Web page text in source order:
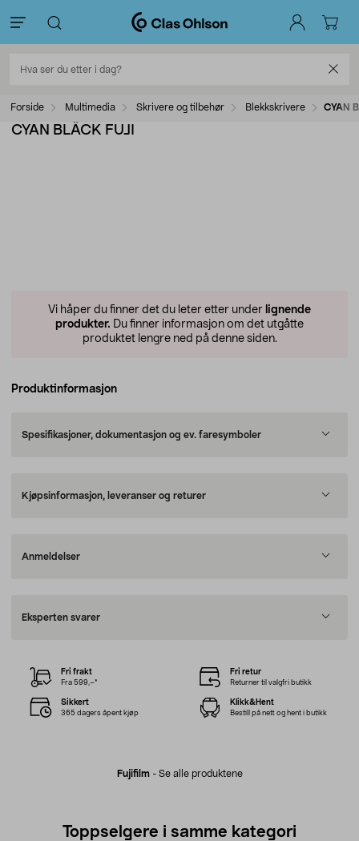
Forside Multimedia Skrivere og tilbehør Blekkskrivere CYAN
CYAN BLÄCK FUJI
Vi håper du finner det du leter etter under lignende
produkter. Du finner informasjon om det utgåtte
produktet lengre ned på denne siden.
Produktinformasjon
Spesifikasjoner, dokumentasjon og ev. faresymboler
Kjøpsinformasjon, leveranser og returer
Anmeldelser
Eksperten svarer
Fujifilm- Se alle produktene
Fri frakt
Fra 599,–*
Fri retur
Returner til valgfri butikk
Sikkert
365 dagers åpent kjøp
Klikk&Hent
Bestill på nett og hent i butikk
Toppselgere i samme kategori